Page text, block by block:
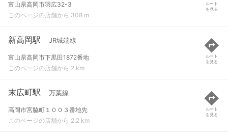
富山県高岡市羽広32-3
このページの店舗から 308 m
ルート
を見る
新高岡駅 JR城端線
富山県高岡市下黒田1872番地
このページの店舗から 2 km
ルート
を見る
末広町駅 万葉線
高岡市宮脇町１００３番地先
このページの店舗から 2.2 km
ルート
を見る